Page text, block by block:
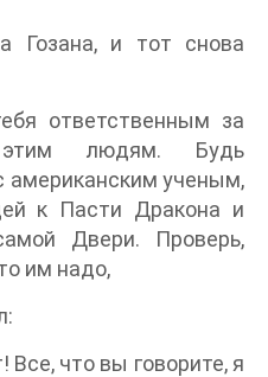
Гозана, и тот снова
ответственным за
людям. Будь
американским ученым,
к Пасти Дракона и
Двери. Проверь,
им надо,
Все, что вы говорите, я